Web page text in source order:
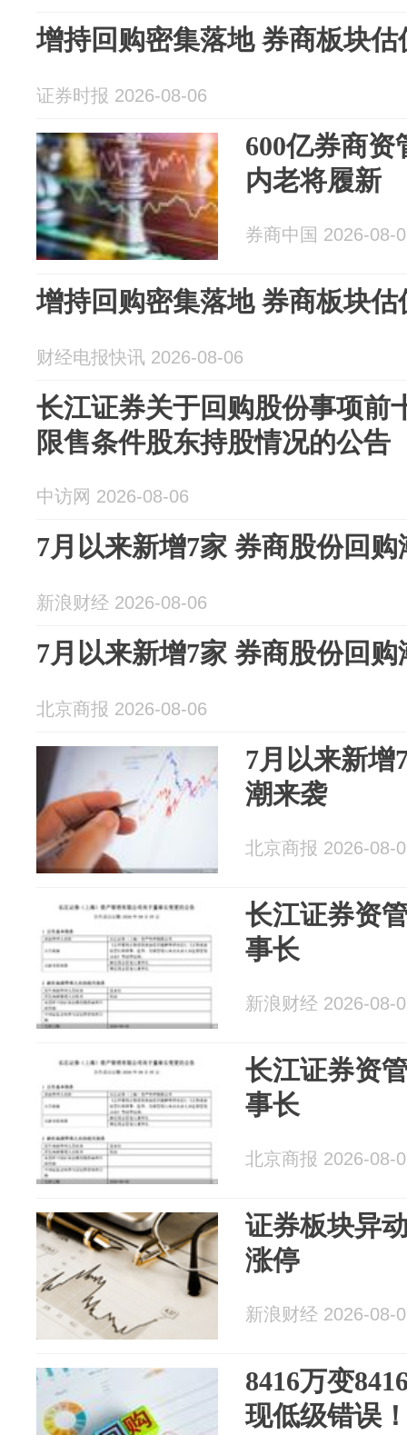
增持回购密集落地 券商板块
证券时报 2026-08-06
600亿券商资
内老将履新
券商中国 2026-08-
增持回购密集落地 券商板块
财经电报快讯 2026-08-06
长江证券关于回购股份事项前
限售条件股东持股情况的公告
中访网 2026-08-06
7月以来新增7家 券商股份回购
新浪财经 2026-08-06
7月以来新增7家 券商股份回购
北京商报 2026-08-06
7月以来新增
潮来袭
北京商报 2026-08-
长江证券资
事长
新浪财经 2026-08-
长江证券资
事长
北京商报 2026-08-
证券板块异
涨停
新浪财经 2026-08-
8416万变
现低级错误